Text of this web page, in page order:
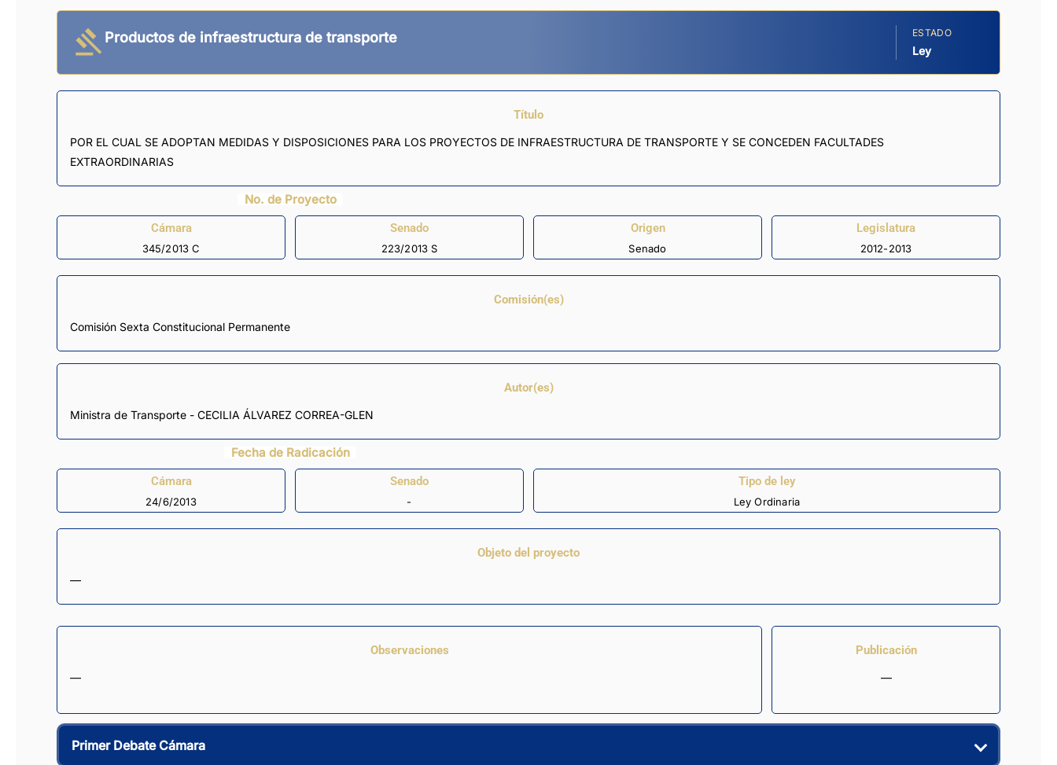
Productos de infraestructura de transporte ESTADO
Ley
Título
POR EL CUAL SE ADOPTAN MEDIDAS Y DISPOSICIONES PARA LOS PROYECTOS DE INFRAESTRUCTURA DE TRANSPORTE Y SE CONCEDEN FACULTADES
EXTRAORDINARIAS
No. de Proyecto
Cámara
345/2013 C
Senado
223/2013 S
Origen
Senado
Legislatura
2012-2013
Comisión(es)
Comisión Sexta Constitucional Permanente
Autor(es)
Ministra de Transporte - CECILIA ÁLVAREZ CORREA-GLEN
Fecha de Radicación
Cámara
24/6/2013
Senado
-
Tipo de ley
Ley Ordinaria
Objeto del proyecto
—
Observaciones
—
Publicación
—
Primer Debate Cámara